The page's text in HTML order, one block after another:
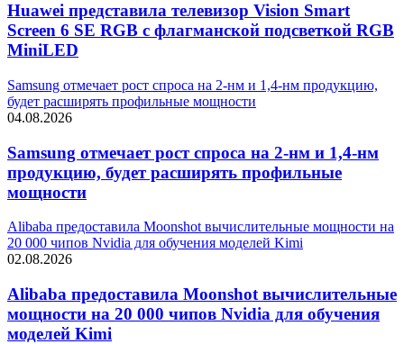
Huawei представила телевизор Vision Smart
Screen 6 SE RGB с флагманской подсветкой RGB
MiniLED
Samsung отмечает рост спроса на 2-нм и 1,4-нм продукцию,
будет расширять профильные мощности
04.08.2026
Samsung отмечает рост спроса на 2-нм и 1,4-нм
продукцию, будет расширять профильные
мощности
Alibaba предоставила Moonshot вычислительные мощности на
20 000 чипов Nvidia для обучения моделей Kimi
02.08.2026
Alibaba предоставила Moonshot вычислительные
мощности на 20 000 чипов Nvidia для обучения
моделей Kimi